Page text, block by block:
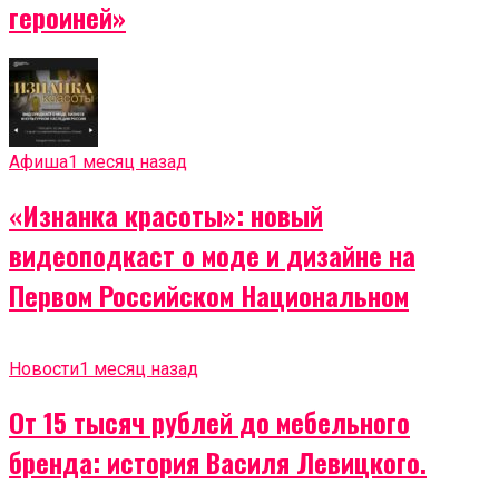
героиней»
Афиша1 месяц назад
«Изнанка красоты»: новый
видеоподкаст о моде и дизайне на
Первом Российском Национальном
Новости1 месяц назад
От 15 тысяч рублей до мебельного
бренда: история Василя Левицкого.